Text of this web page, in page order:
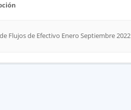
Flujos de Efectivo Enero Septiembre 2022